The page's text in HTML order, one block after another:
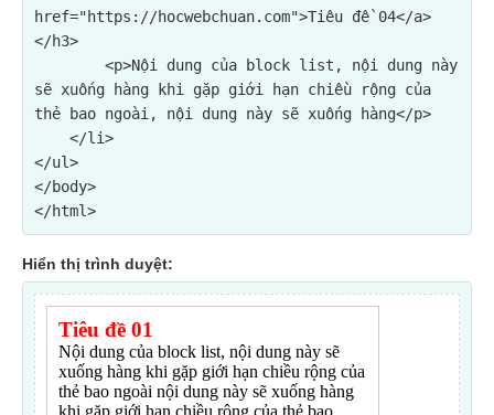
href="https://hocwebchuan.com">Tiêu đề 04</a>
</h3>
<p>Nội dung của block list, nội dung này
sẽ xuống hàng khi gặp giới hạn chiều rộng của
thẻ bao ngoài, nội dung này sẽ xuống hàng</p>
</ul>
</body>
Hiển thị trình duyệt: